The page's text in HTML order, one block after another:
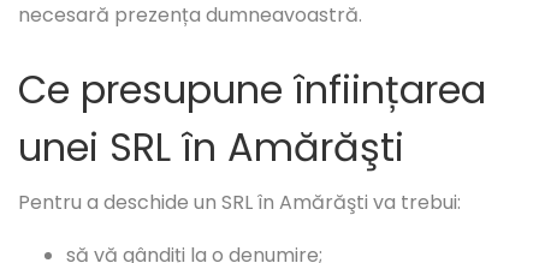
necesară prezența dumneavoastră.
Ce presupune înființarea
unei SRL în Amărăşti
Pentru a deschide un SRL în Amărăşti va trebui:
să vă gândiți la o denumire;